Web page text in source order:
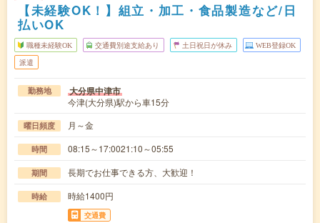
【未経験OK！】組立・加工・食品製造など/日
払いOK
職種未経験OK 交通費別途支給あり 土日祝日が休み WEB登録OK
派遣
勤務地 大分県中津市
今津(大分県)駅から車15分
曜日頻度 月～金
時間 08:15～17:0021:10～05:55
期間 長期でお仕事できる方、大歓迎！
時給 時給1400円
交通費